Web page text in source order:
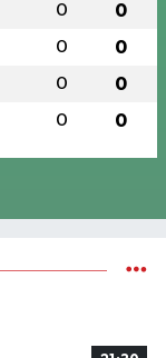
0 0
0 0
0 0
0 0